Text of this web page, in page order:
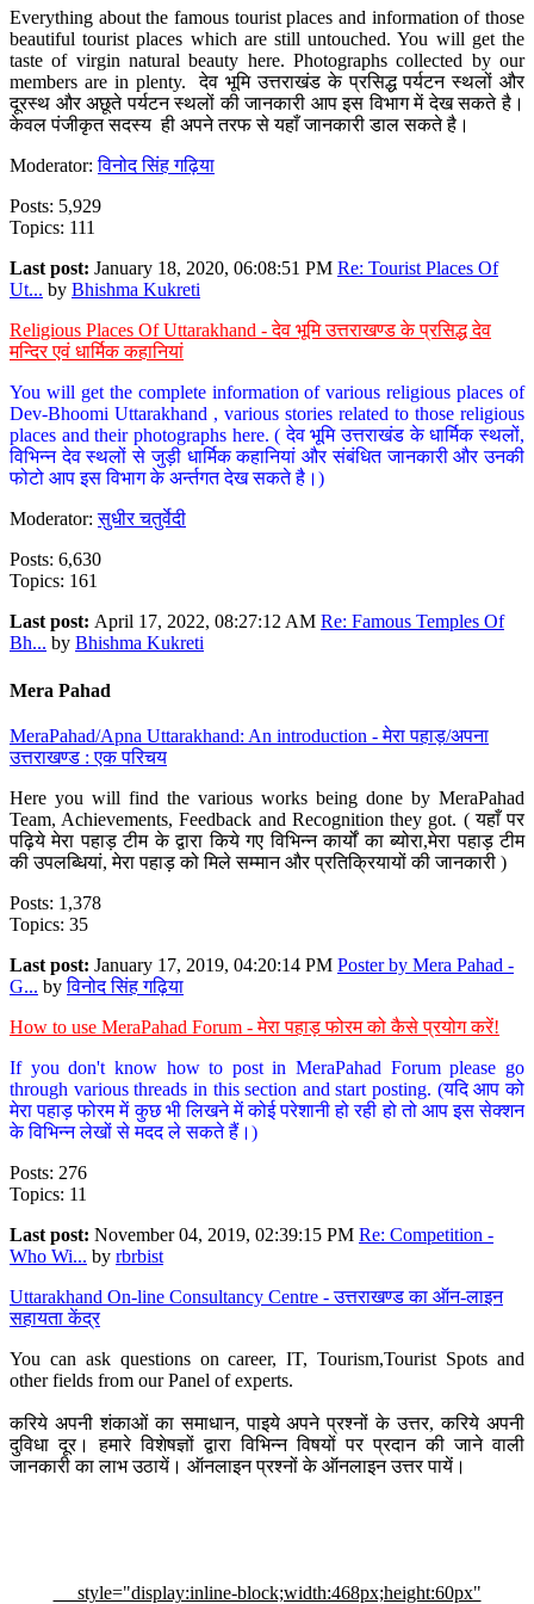
Everything about the famous tourist places and information of those
beautiful tourist places which are still untouched. You will get the
taste of virgin natural beauty here. Photographs collected by our
members are in plenty. देव भूमि उत्तराखंड के प्रसिद्ध पर्यटन स्थलों और
दूरस्थ और अछूते पर्यटन स्थलों की जानकारी आप इस विभाग में देख सकते है।
केवल पंजीकृत सदस्य ही अपने तरफ से यहाँ जानकारी डाल सकते है।
Moderator:विनोद सिंह गढ़िया
Posts: 5,929
Topics: 111
Last post: January 18, 2020, 06:08:51 PM Re: Tourist Places Of
Ut... by Bhishma Kukreti
Religious Places Of Uttarakhand - देव भूमि उत्तराखण्ड के प्रसिद्ध देव
मन्दिर एवं धार्मिक कहानियां
You will get the complete information of various religious places of
Dev-Bhoomi Uttarakhand , various stories related to those religious
places and their photographs here. ( देव भूमि उत्तराखंड के धार्मिक स्थलों,
विभिन्न देव स्थलों से जुड़ी धार्मिक कहानियां और संबंधित जानकारी और उनकी
फोटो आप इस विभाग के अर्न्तगत देख सकते है।)
Moderator:सुधीर चतुर्वेदी
Posts: 6,630
Topics: 161
Last post: April 17, 2022, 08:27:12 AM Re: Famous Temples Of
Bh... by Bhishma Kukreti
Mera Pahad
MeraPahad/Apna Uttarakhand: An introduction - मेरा पहाड़/अपना
उत्तराखण्ड : एक परिचय
Here you will find the various works being done by MeraPahad
Team, Achievements, Feedback and Recognition they got. ( यहाँ पर
पढ़िये मेरा पहाड़ टीम के द्वारा किये गए विभिन्न कार्यों का ब्योरा,मेरा पहाड़ टीम
की उपलब्धियां, मेरा पहाड़ को मिले सम्मान और प्रतिक्रियायों की जानकारी )
Posts: 1,378
Topics: 35
Last post: January 17, 2019, 04:20:14 PM Poster by Mera Pahad -
G... byविनोद सिंह गढ़िया
How to use MeraPahad Forum - मेरा पहाड़ फोरम को कैसे प्रयोग करें!
If you don't know how to post in MeraPahad Forum please go
through various threads in this section and start posting. (यदि आप को
मेरा पहाड़ फोरम में कुछ भी लिखने में कोई परेशानी हो रही हो तो आप इस सेक्शन
के विभिन्न लेखों से मदद ले सकते हैं।)
Posts: 276
Topics: 11
Last post: November 04, 2019, 02:39:15 PM Re: Competition -
Who Wi... by rbrbist
Uttarakhand On-line Consultancy Centre - उत्तराखण्ड का ऑन-लाइन
सहायता केंद्र
You can ask questions on career, IT, Tourism,Tourist Spots and
other fields from our Panel of experts.
करिये अपनी शंकाओं का समाधान, पाइये अपने प्रश्नों के उत्तर, करिये अपनी
दुविधा दूर। हमारे विशेषज्ञों द्वारा विभिन्न विषयों पर प्रदान की जाने वाली
जानकारी का लाभ उठायें। ऑनलाइन प्रश्नों के ऑनलाइन उत्तर पायें।
style="display:inline-block;width:468px;height:60px"